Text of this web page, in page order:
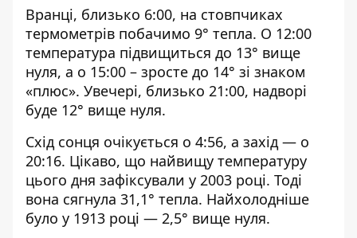
Вранці, близько 6:00, на стовпчиках
термометрів побачимо 9° тепла. О 12:00
температура підвищиться до 13° вище
нуля, а о 15:00 – зросте до 14° зі знаком
«плюс». Увечері, близько 21:00, надворі
буде 12° вище нуля.
Схід сонця очікується о 4:56, а захід — о
20:16. Цікаво, що найвищу температуру
цього дня зафіксували у 2003 році. Тоді
вона сягнула 31,1° тепла. Найхолодніше
було у 1913 році — 2,5° вище нуля.